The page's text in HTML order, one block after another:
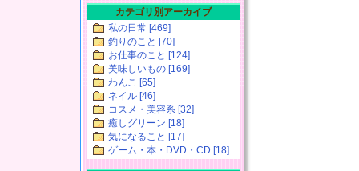
カテゴリ別アーカイブ
私の日常 [469]
釣りのこと [70]
お仕事のこと [124]
美味しいもの [169]
わんこ [65]
ネイル [46]
コスメ・美容系 [32]
癒しグリーン [18]
気になること [17]
ゲーム・本・DVD・CD [18]